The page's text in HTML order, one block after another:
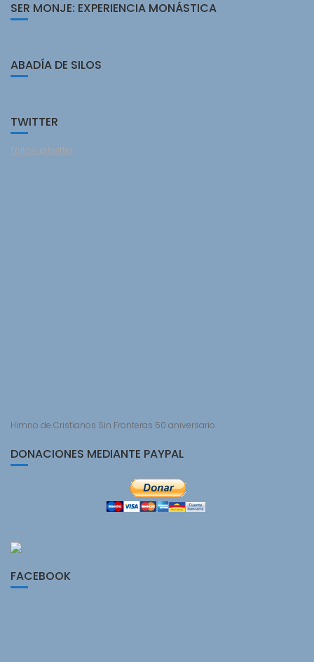
SER MONJE: EXPERIENCIA MONÁSTICA
ABADÍA DE SILOS
TWITTER
Follow @twitter
Himno de Cristianos Sin Fronteras 50 aniversario
DONACIONES MEDIANTE PAYPAL
FACEBOOK